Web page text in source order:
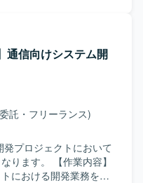
とができます。 アプリ
でスキルを高められる
、Spring Boot など
の開発・データ移行を
まで一連の工程に携わ
などの上流工程にも関
や仕様調整を行ってい
方を求めております。5
囲と連携しながら自律
ュニケーションを通じ
ポジション
システムに携わること
ン開発スキルの双方を
開発・保守まで一気通
通信向けシステム開
託・フリーランス)
発プロジェクトにおいて
作業内容】
における開発業務をご